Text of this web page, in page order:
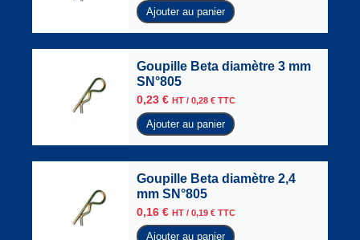
Ajouter au panier
Goupille Beta diamètre 3 mm
SN°805
0,23 € HT / 0,28 € TTC
Ajouter au panier
Goupille Beta diamètre 2,4
mm SN°805
0,16 € HT / 0,19 € TTC
Ajouter au panier